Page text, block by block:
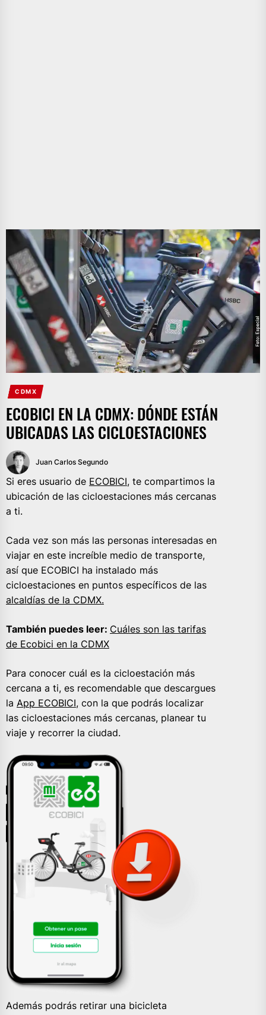
CDMX
ECOBICI EN LA CDMX: DÓNDE ESTÁN
UBICADAS LAS CICLOESTACIONES
Juan Carlos Segundo
Si eres usuario de ECOBICI, te compartimos la
ubicación de las cicloestaciones más cercanas
a ti.
Cada vez son más las personas interesadas en
viajar en este increíble medio de transporte,
así que ECOBICI ha instalado más
cicloestaciones en puntos específicos de las
alcaldías de la CDMX.
También puedes leer: Cuáles son las tarifas
de Ecobici en la CDMX
Para conocer cuál es la cicloestación más
cercana a ti, es recomendable que descargues
la App ECOBICI, con la que podrás localizar
las cicloestaciones más cercanas, planear tu
viaje y recorrer la ciudad.
Además podrás retirar una bicicleta